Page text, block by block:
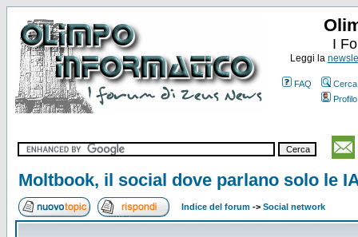
I
Leggi la
FAQ
Cerca
Profilo
Moltbook, il social dove parlano solo le
Indice del forum -> Social network